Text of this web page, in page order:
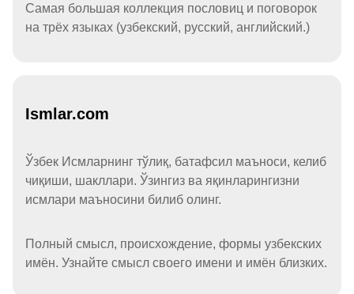
Самая большая коллекция пословиц и поговорок
на трёх языках (узбекский, русский, английский.)
Ismlar.com
Ўзбек Исмларнинг тўлиқ, батафсил маъноси, келиб
чиқиши, шакллари. Ўзингиз ва яқинларингизни
исмлари маъносини билиб олинг.
Полный смысл, происхождение, формы узбекских
имён. Узнайте смысл своего имени и имён близких.